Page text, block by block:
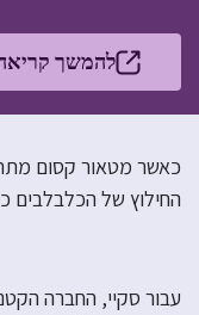
להמשך
כאשר מטאור קסום
החילוץ של הכלבלבים
עבור סקיי, החברה